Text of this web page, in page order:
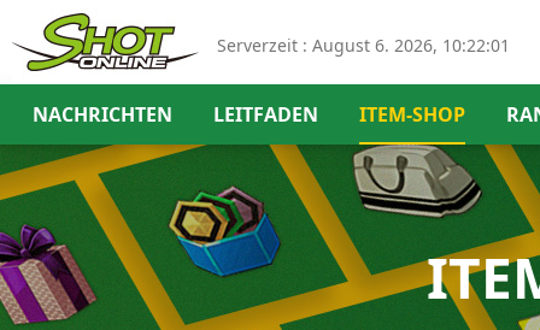
Serverzeit : August 6. 2026, 10:22:01
NACHRICHTEN LEITFADEN ITEM-SHOP